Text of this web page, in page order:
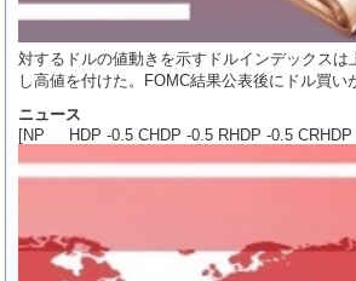
対するドルの値動きを示すドルインデックスは
し高値を付けた。FOMC結果公表後にドル買い
ニュース
[NP HDP -0.5 CHDP -0.5 RHDP -0.5 CRHDP